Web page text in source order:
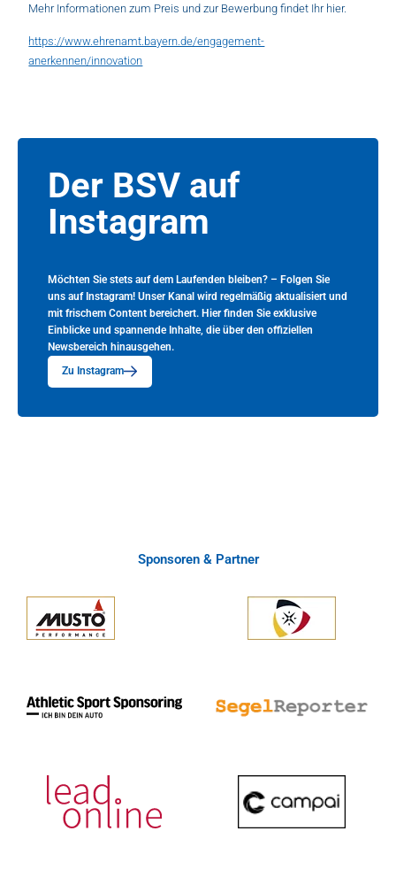
Mehr Informationen zum Preis und zur Bewerbung findet Ihr hier.
https://www.ehrenamt.bayern.de/engagement-
anerkennen/innovation
Der BSV auf
Instagram
Möchten Sie stets auf dem Laufenden bleiben? – Folgen Sie
uns auf Instagram! Unser Kanal wird regelmäßig aktualisiert und
mit frischem Content bereichert. Hier finden Sie exklusive
Einblicke und spannende Inhalte, die über den offiziellen
Newsbereich hinausgehen.
Zu Instagram
Sponsoren & Partner